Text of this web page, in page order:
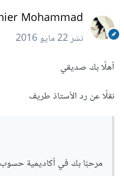
Mohammad
نشر22 مايو 2016
أهلًا بك صديقي
نقلًا عن رد الأستاذ طريف
مرحبًا بك في أكاديمية حسوب.